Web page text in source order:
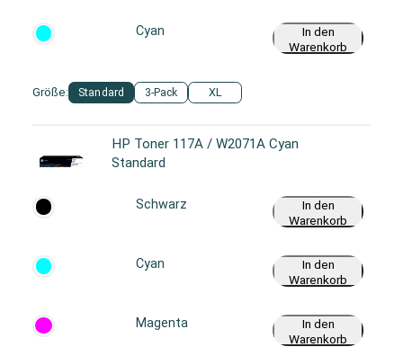
Größe: Standard 3-Pack XL
Cyan
In den
Warenkorb
HP Toner 117A / W2071A Cyan
Standard
Cyan
In den
Warenkorb
Magenta
In den
Warenkorb
Schwarz
In den
Warenkorb